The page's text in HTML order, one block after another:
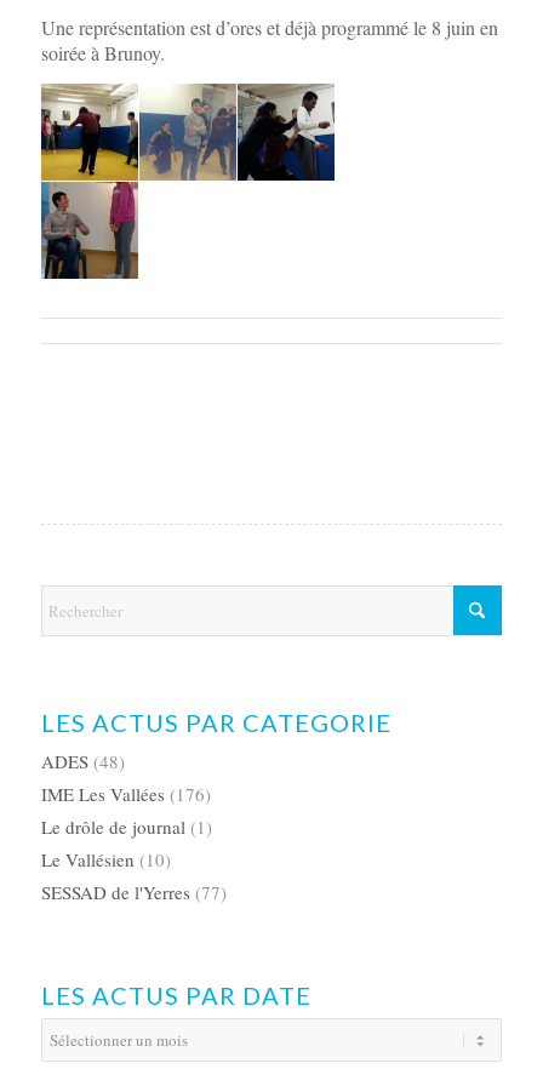
Une représentation est d’ores et déjà programmé le 8 juin en
soirée à Brunoy.
LES ACTUS PAR CATEGORIE
ADES(48)
IME Les Vallées (176)
Le drôle de journal (1)
Le Vallésien (10)
SESSAD de l'Yerres (77)
LES ACTUS PAR DATE